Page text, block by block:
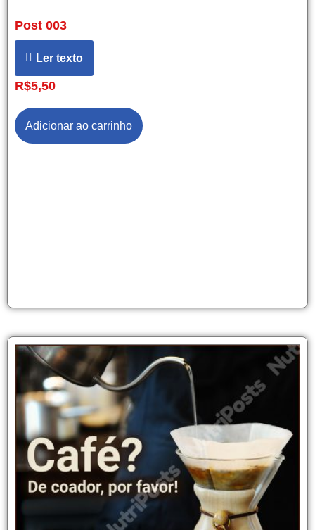
Post 003
Ler texto
R$5,50
Adicionar ao carrinho